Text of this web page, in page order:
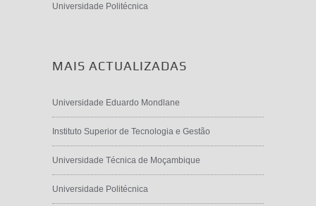
Universidade Politécnica
MAIS ACTUALIZADAS
Universidade Eduardo Mondlane
Instituto Superior de Tecnologia e Gestão
Universidade Técnica de Moçambique
Universidade Politécnica